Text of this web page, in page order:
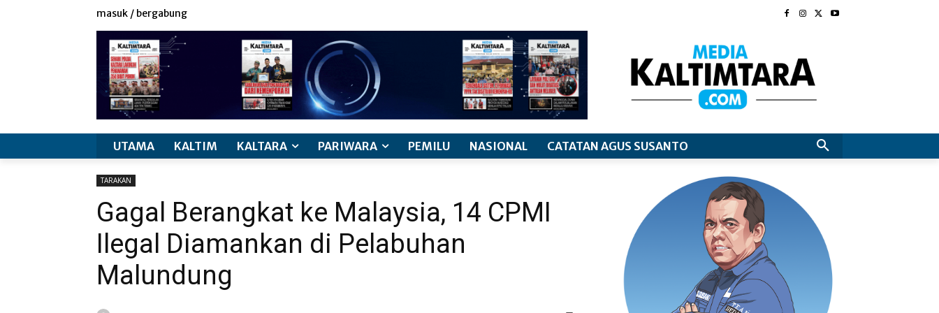
masuk / bergabung
UTAMA KALTIM KALTARA PARIWARA PEMILU NASIONAL CATATAN AGUS SUSANTO
TARAKAN
Gagal Berangkat ke Malaysia, 14 CPMI
Ilegal Diamankan di Pelabuhan
Malundung